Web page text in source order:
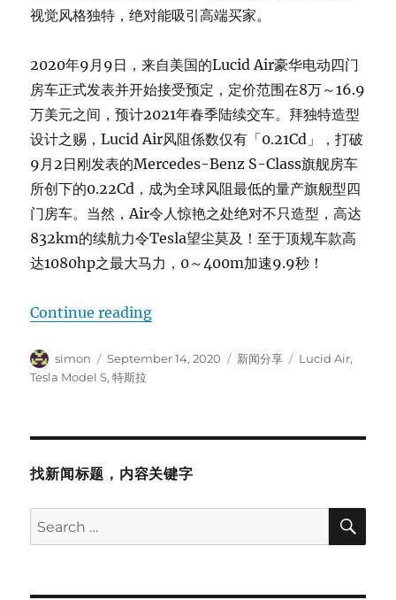
视觉风格独特，绝对能吸引高端买家。
2020年9月9日，来自美国的Lucid Air豪华电动四门
房车正式发表并开始接受预定，定价范围在8万～16.9
万美元之间，预计2021年春季陆续交车。拜独特造型
设计之赐，Lucid Air风阻係数仅有「0.21Cd」，打破
9月2日刚发表的Mercedes-Benz S-Class旗舰房车
所创下的0.22Cd，成为全球风阻最低的量产旗舰型四
门房车。当然，Air令人惊艳之处绝对不只造型，高达
832km的续航力令Tesla望尘莫及！至于顶规车款高
达1080hp之最大马力，0～400m加速9.9秒！
Continue reading“Lucid Air纯电四门房车续航力
Author
simon
Posted
on
September 14, 2020 Categories
新闻分享 Tags
Lucid Air,
Tesla Model S,特斯拉
找新闻标题，内容关键字
Search
for: